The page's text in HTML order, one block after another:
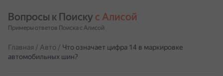
Вопросы к Поиску с Алисой
Примеры ответов Поиска с Алисой
Главная / Авто / Что означает цифра 14 в маркировке
автомобильных шин?